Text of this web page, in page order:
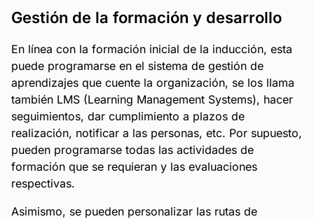
Gestión de la formación y desarrollo
En línea con la formación inicial de la inducción, esta
puede programarse en el sistema de gestión de
aprendizajes que cuente la organización, se los llama
también LMS (Learning Management Systems), hacer
seguimientos, dar cumplimiento a plazos de
realización, notificar a las personas, etc. Por supuesto,
pueden programarse todas las actividades de
formación que se requieran y las evaluaciones
respectivas.
Asimismo, se pueden personalizar las rutas de